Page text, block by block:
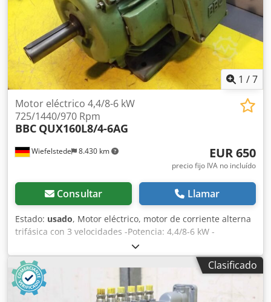
1 /7
Wiefelstede 8.430 km
Motor eléctrico 4,4/8-6 kW
725/1440/970 Rpm
BBC QUX160L8/4-6AG
EUR 650
precio fijo IVA no incluído
Consultar Llamar
Estado: usado, Motor eléctrico, motor de corriente alterna
trifásica con 3 velocidades -Potencia: 4,4/8-6 kW -
Velocidad: 725/1440/970 rpm -Conmutable por polos -Eje:
Ø 42 mm -Tipo de construcción: B3 Dedpfx Afjctyqfemock -
Grado de protección: IP 44 -Precio: por unidad -Cantidad: 2
unidades disponibles -Dimensiones: 650/440/A320 mm -
Peso: 140 kg
Clasificado